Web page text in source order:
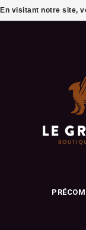
En visitant notre site,